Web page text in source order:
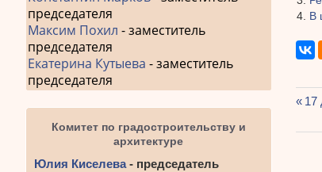
В
17
председателя
Максим Похил - заместитель
председателя
Екатерина Кутыева - заместитель
председателя
Комитет по градостроительству и
архитектуре
Юлия Киселева- председатель